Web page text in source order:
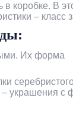
коробке. В
–
Их форма
украшения